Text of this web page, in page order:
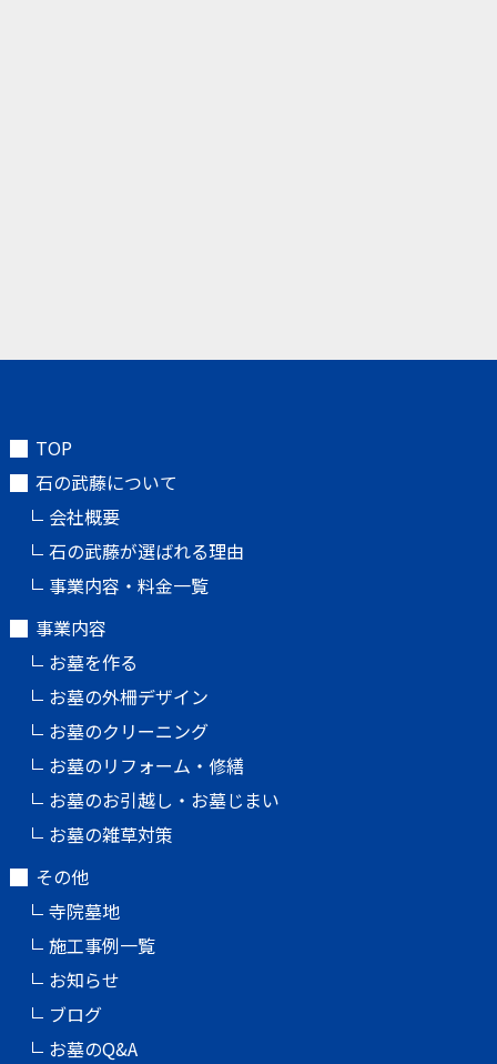
TOP
石の武藤について
会社概要
石の武藤が選ばれる理由
事業内容・料金一覧
事業内容
お墓を作る
お墓の外柵デザイン
お墓のクリーニング
お墓のリフォーム・修繕
お墓のお引越し・お墓じまい
お墓の雑草対策
その他
寺院墓地
施工事例一覧
お知らせ
ブログ
お墓のQ&A